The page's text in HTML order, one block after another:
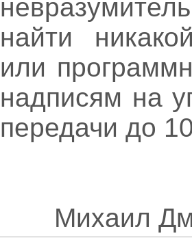
найти
или
надписям на
передачи до
Михаил